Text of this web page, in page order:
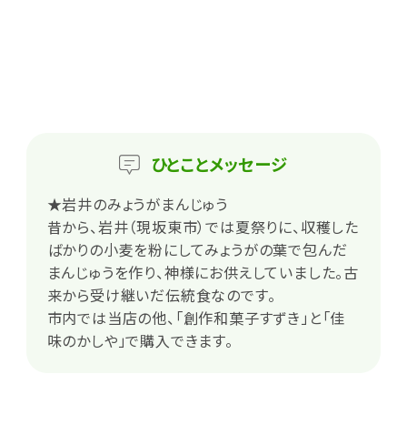
ひとことメッセージ
★岩井のみょうがまんじゅう
昔から、岩井（現坂東市）では夏祭りに、収穫した
ばかりの小麦を粉にしてみょうがの葉で包んだ
まんじゅうを作り、神様にお供えしていました。古
来から受け継いだ伝統食なのです。
市内では当店の他、「創作和菓子すずき」と「佳
味のかしや」で購入できます。